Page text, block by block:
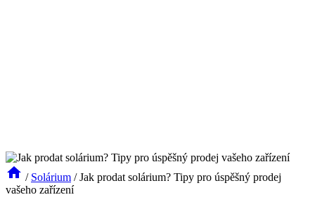
/ Solárium / Jak prodat solárium? Tipy pro úspěšný prodej
vašeho zařízení